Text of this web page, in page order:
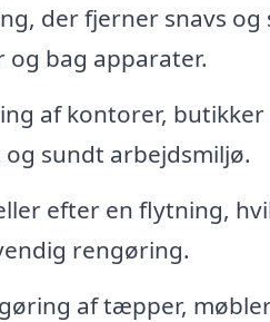
der fjerner snavs
bag apparater.
af kontorer,
sundt arbejdsmiljø.
efter en flytning,
rengøring.
af tæpper,